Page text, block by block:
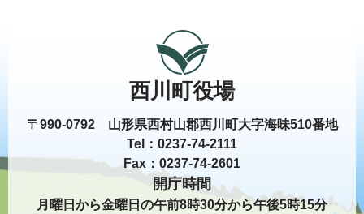
西川町役場
〒990-0792 山形県西村山郡西川町大字海味510番地
Tel：0237-74-2111
Fax：0237-74-2601
開庁時間
月曜日から金曜日の午前8時30分から午後5時15分